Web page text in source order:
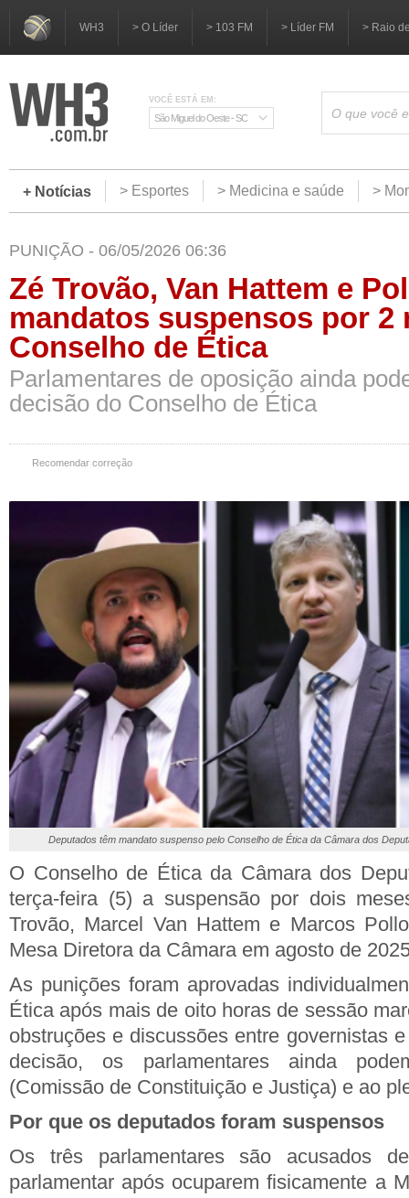
WH3 > O Líder > 103 FM > Líder FM > Raio
VOCÊ ESTÁ EM:
São Miguel do Oeste - SC
+ Notícias > Esportes > Medicina e saúde >
PUNIÇÃO - 06/05/2026 06:36
Zé Trovão, Van Hattem e
mandatos suspensos por 2
Conselho de Ética
Parlamentares de oposição ainda
decisão do Conselho de Ética
Recomendar correção
Deputados têm mandato suspenso pelo Conselho de Ética da Câmara dos
O Conselho de Ética da Câmara dos
terça-feira (5) a suspensão por dois
Trovão, Marcel Van Hattem e Marcos
Mesa Diretora da Câmara em agosto de
As punições foram aprovadas
Ética após mais de oito horas de sessão
obstruções e discussões entre governistas
decisão, os parlamentares ainda
(Comissão de Constituição e Justiça) e ao
Por que os deputados foram suspensos
Os três parlamentares são acusados
parlamentar após ocuparem fisicamente a